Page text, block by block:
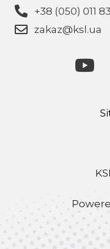
+38 (050) 011
zakaz@ksl.ua